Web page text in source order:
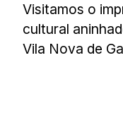
Visitamos o
cultural
Vila Nova de